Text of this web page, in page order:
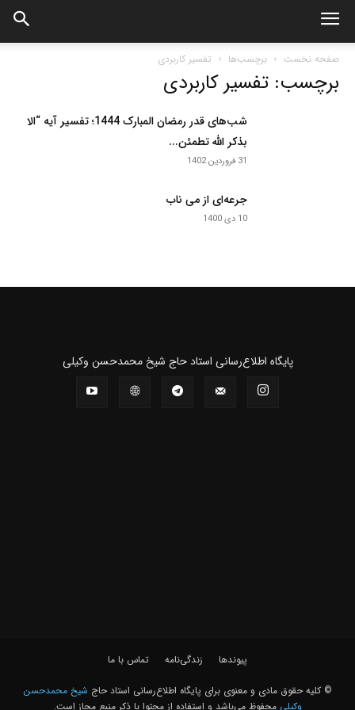
صفحه نخست برچسب‌ها تفسیر کاربردی
برچسب: تفسیر کاربردی
شب‌های قدر رمضان المبارک 1444؛ تفسیر آیه “الا
بذکر الله تطمئن...
31 فروردین 1402
جرعه‌ای از می ناب
10 دی 1400
پايگاه اطلاع‌رسانی استاد حاج شیخ محمدحسن وکیلی
پیوندها زندگی‌نامه تماس با ما
© کلیه حقوق مادی و معنوی برای پايگاه اطلاع‌رسانی استاد حاج شیخ محمدحسن
وکیلی محفوظ می‌باشد و استفاده از محتوا با ذکر منبع مجاز است.